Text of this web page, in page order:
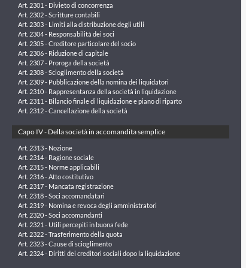
Art. 2301 - Divieto di concorrenza
Art. 2302 - Scritture contabili
Art. 2303 - Limiti alla distribuzione degli utili
Art. 2304 - Responsabilità dei soci
Art. 2305 - Creditore particolare del socio
Art. 2306 - Riduzione di capitale
Art. 2307 - Proroga della società
Art. 2308 - Scioglimento della società
Art. 2309 - Pubblicazione della nomina dei liquidatori
Art. 2310 - Rappresentanza della società in liquidazione
Art. 2311 - Bilancio finale di liquidazione e piano di riparto
Art. 2312 - Cancellazione della società
Capo IV - Della società in accomandita semplice
Art. 2313 - Nozione
Art. 2314 - Ragione sociale
Art. 2315 - Norme applicabili
Art. 2316 - Atto costitutivo
Art. 2317 - Mancata registrazione
Art. 2318 - Soci accomandatari
Art. 2319 - Nomina e revoca degli amministratori
Art. 2320 - Soci accomandanti
Art. 2321 - Utili percepiti in buona fede
Art. 2322 - Trasferimento della quota
Art. 2323 - Cause di scioglimento
Art. 2324 - Diritti dei creditori sociali dopo la liquidazione